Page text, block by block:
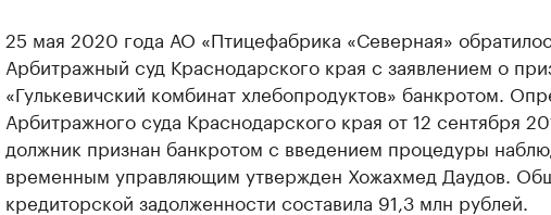
25 мая 2020 года АО «Птицефабрика «Северная»
Арбитражный суд Краснодарского края с заявлением о
«Гулькевичский комбинат хлебопродуктов» банкротом.
Арбитражного суда Краснодарского края от 12 сентября
должник признан банкротом с введением процедуры
временным управляющим утвержден Хожахмед Даудов.
кредиторской задолженности составила 91,3 млн рублей.